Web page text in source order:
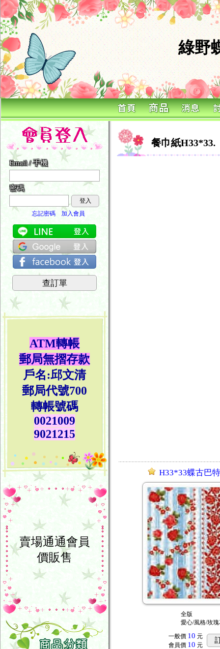
綠野
Email / 手機
密碼
登入
忘記密碼
加入會員
查訂單
ATM轉帳
郵局無摺存款
戶名:邱文清
郵局代號700
轉帳號碼
0021009
9021215
賣場通通會員
價販售
餐巾紙H33*33.
H33*33蝶古巴
全版
愛心/風格/玫瑰
一般價 10 元
會員價 10 元